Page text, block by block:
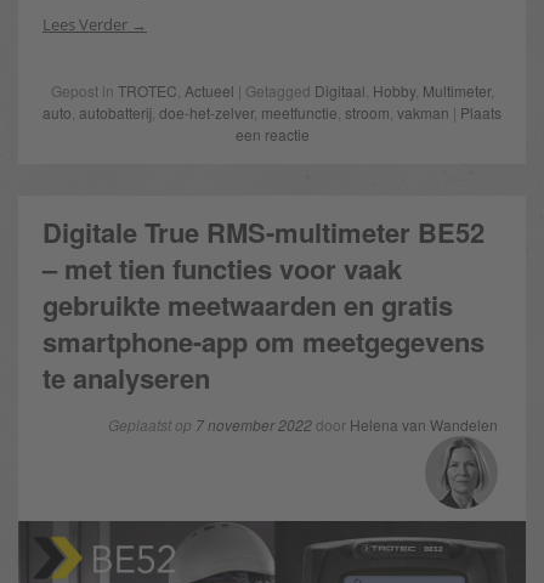
Lees Verder
Gepost in TROTEC Actueel | Getagged Digitaal Hobby, Multimeter,
auto autobatterij doe-het-zelver, meetfunctie stroom vakman | Plaats
een reactie
Digitale True RMS-multimeter BE52
– met tien functies voor vaak
gebruikte meetwaarden en gratis
smartphone-app om meetgegevens
te analyseren
Geplaatst op 7 november 2022door Helena van Wandelen